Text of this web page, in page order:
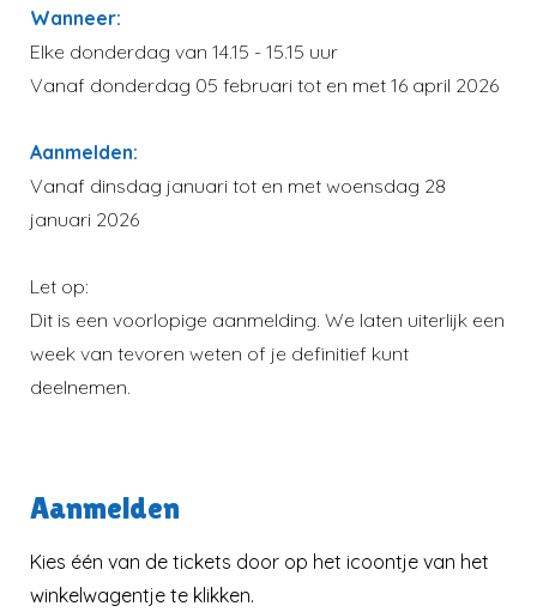
Verder kijken
Naar winkelwagen
Wanneer:
Elke donderdag van 14.15 - 15.15 uur
Vanaf donderdag 05 februari tot en met 16 april 2026
Aanmelden:
Vanaf dinsdag januari tot en met woensdag 28
januari 2026
Let op:
Dit is een voorlopige aanmelding. We laten uiterlijk een
week van tevoren weten of je definitief kunt
deelnemen.
Aanmelden
Kies één van de tickets door op het icoontje van het
winkelwagentje te klikken.